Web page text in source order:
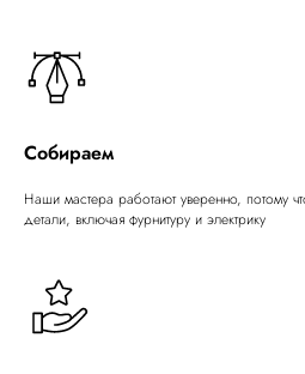
Собираем
Наши мастера работают уверенно, потому
детали, включая фурнитуру и электрику